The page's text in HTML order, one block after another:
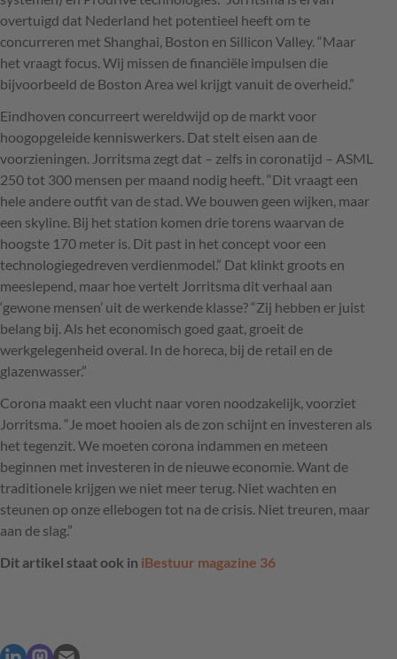
overtuigd dat Nederland het potentieel heeft om te
concurreren met Shanghai, Boston en Sillicon Valley. “Maar
het vraagt focus. Wij missen de financiële impulsen die
bijvoorbeeld de Boston Area wel krijgt vanuit de overheid.”
Eindhoven concurreert wereldwijd op de markt voor
hoogopgeleide kenniswerkers. Dat stelt eisen aan de
voorzieningen. Jorritsma zegt dat – zelfs in coronatijd – ASML
250 tot 300 mensen per maand nodig heeft. “Dit vraagt een
hele andere outfit van de stad. We bouwen geen wijken, maar
een skyline. Bij het station komen drie torens waarvan de
hoogste 170 meter is. Dit past in het concept voor een
technologiegedreven verdienmodel.” Dat klinkt groots en
meeslepend, maar hoe vertelt Jorritsma dit verhaal aan
‘gewone mensen’ uit de werkende klasse? “Zij hebben er juist
belang bij. Als het economisch goed gaat, groeit de
werkgelegenheid overal. In de horeca, bij de retail en de
glazenwasser.”
Corona maakt een vlucht naar voren noodzakelijk, voorziet
Jorritsma. “Je moet hooien als de zon schijnt en investeren als
het tegenzit. We moeten corona indammen en meteen
beginnen met investeren in de nieuwe economie. Want de
traditionele krijgen we niet meer terug. Niet wachten en
steunen op onze ellebogen tot na de crisis. Niet treuren, maar
aan de slag.”
Dit artikel staat ook in iBestuur magazine 36